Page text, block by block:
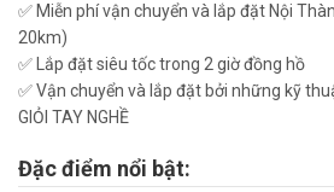
✅ Miễn phí vận chuyển và lắp đặt Nội
20km)
✅ Lắp đặt siêu tốc trong 2 giờ đồng hồ
✅ Vận chuyển và lắp đặt bởi những kỹ
GIỎI TAY NGHỀ
Đặc điểm nổi bật: